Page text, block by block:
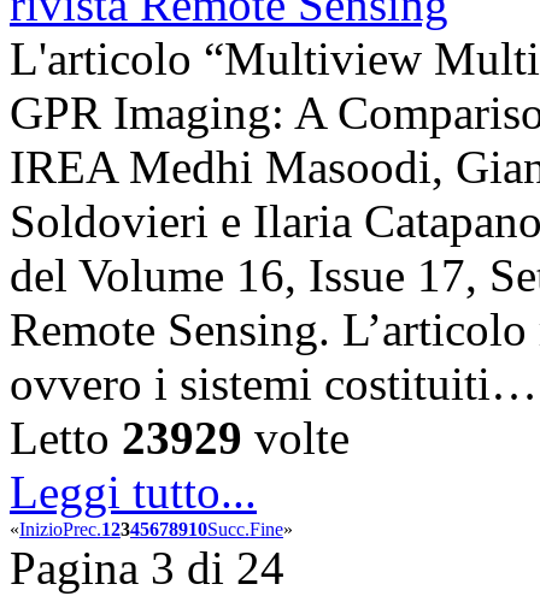
L'articolo “Multiview
GPR Imaging: A
IREA Medhi Masoodi,
Soldovieri e Ilaria
del Volume 16, Issue 17,
Remote Sensing.
ovvero i sistemi costituiti…
Letto 23929 volte
Leggi tutto...
«InizioPrec.12345678910Succ.Fine»
Pagina 3 di 24